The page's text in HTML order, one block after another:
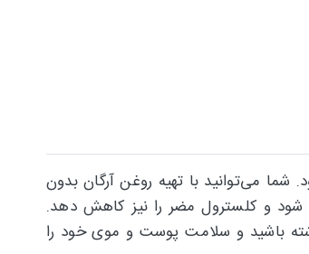
می‌توانید با تهیه روغن آرگان بدون
شود و کلسترول مضر را نیز کاهش دهد.
داشته باشید و سلامت پوست و موی خود را